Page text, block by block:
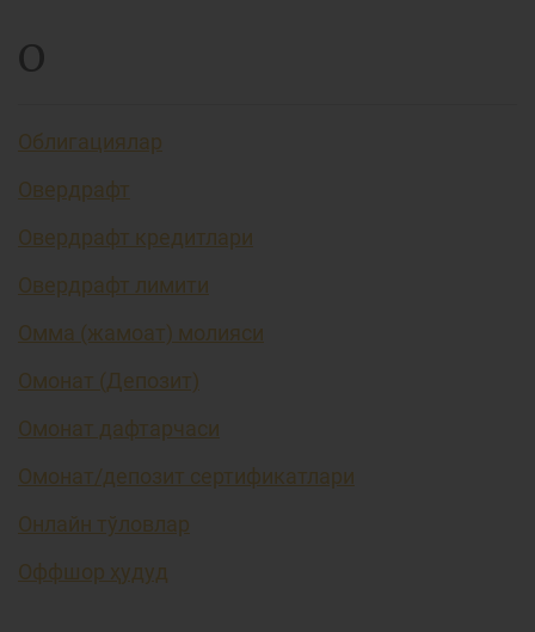
О
Облигациялар
Овердрафт
Овердрафт кредитлари
Овердрафт лимити
Омма (жамоат) молияси
Омонат (Депозит)
Омонат дафтарчаси
Омонат/депозит сертификатлари
Онлайн тўловлар
Оффшор ҳудуд